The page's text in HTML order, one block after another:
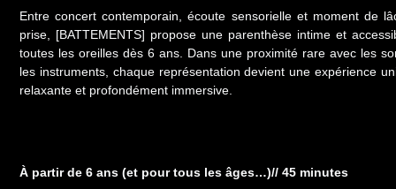
Entre concert contemporain, écoute sensorielle et moment de
prise, [BATTEMENTS] propose une parenthèse intime et
toutes les oreilles dès 6 ans. Dans une proximité rare avec les
les instruments, chaque représentation devient une expérience
relaxante et profondément immersive.
À partir de 6 ans (et pour tous les âges…)// 45 minutes